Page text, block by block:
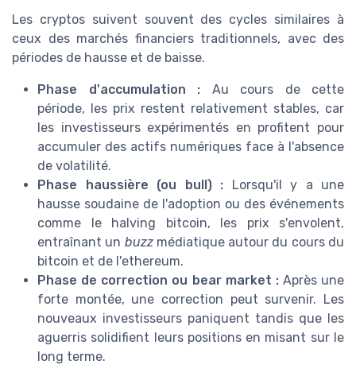
Les cryptos suivent souvent des cycles similaires à
ceux des marchés financiers traditionnels, avec des
périodes de hausse et de baisse.
Phase d'accumulation : Au cours de cette
période, les prix restent relativement stables, car
les investisseurs expérimentés en profitent pour
accumuler des actifs numériques face à l'absence
de volatilité.
Phase haussière (ou bull) : Lorsqu'il y a une
hausse soudaine de l'adoption ou des événements
comme le halving bitcoin, les prix s'envolent,
entraînant un buzzmédiatique autour du cours du
bitcoin et de l'ethereum.
Phase de correction ou bear market :Après une
forte montée, une correction peut survenir. Les
nouveaux investisseurs paniquent tandis que les
aguerris solidifient leurs positions en misant sur le
long terme.